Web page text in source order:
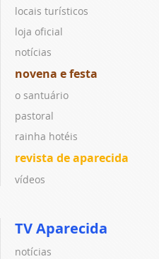
locais turísticos
loja oficial
notícias
novena e festa
o santuário
pastoral
rainha hotéis
revista de aparecida
vídeos
TV Aparecida
notícias